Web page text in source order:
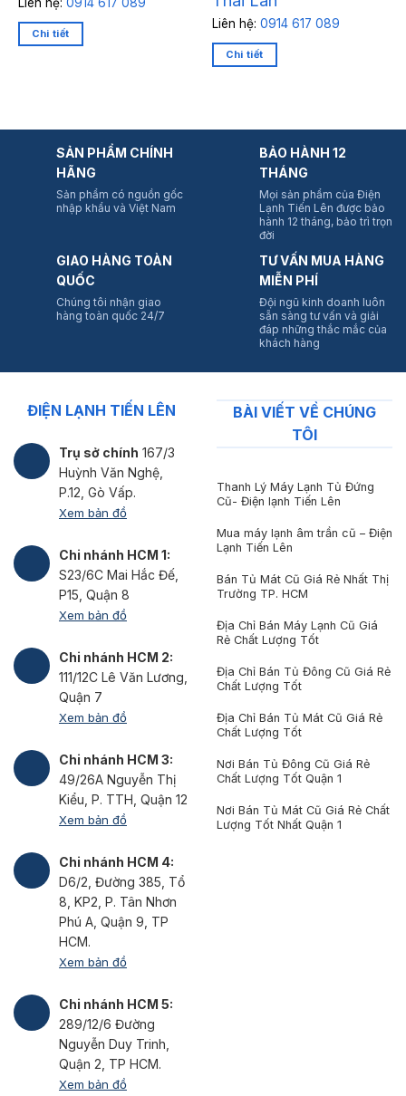
Chi tiết
Liên hệ: 0914 617 089
Chi tiết
SẢN PHẨM CHÍNH
HÃNG
Sản phẩm có nguồn gốc
nhập khẩu và Việt Nam
BẢO HÀNH 12
THÁNG
Mọi sản phẩm của Điện
Lạnh Tiến Lên được bảo
hành 12 tháng, bảo trì trọn
đời
GIAO HÀNG TOÀN
QUỐC
Chúng tôi nhận giao
hàng toàn quốc 24/7
TƯ VẤN MUA HÀNG
MIỄN PHÍ
Đội ngũ kinh doanh luôn
sẵn sàng tư vấn và giải
đáp những thắc mắc của
khách hàng
ĐIỆN LẠNH TIẾN LÊN
Trụ sở chính 167/3
Huỳnh Văn Nghệ,
P.12, Gò Vấp.
Xem bản đồ
Chi nhánh HCM 1:
S23/6C Mai Hắc Đế,
P15, Quận 8
Xem bản đồ
Chi nhánh HCM 2:
111/12C Lê Văn Lương,
Quận 7
Xem bản đồ
Chi nhánh HCM 3:
49/26A Nguyễn Thị
Kiểu, P. TTH, Quận 12
Xem bản đồ
Chi nhánh HCM 4:
D6/2, Đường 385, Tổ
8, KP2, P. Tân Nhơn
Phú A, Quận 9, TP
HCM.
Xem bản đồ
Chi nhánh HCM 5:
289/12/6 Đường
Nguyễn Duy Trinh,
Quận 2, TP HCM.
Xem bản đồ
BÀI VIẾT VỀ CHÚNG
TÔI
Thanh Lý Máy Lạnh Tủ Đứng
Cũ- Điện lạnh Tiến Lên
Mua máy lạnh âm trần cũ – Điện
Lạnh Tiến Lên
Bán Tủ Mát Cũ Giá Rẻ Nhất Thị
Trường TP. HCM
Địa Chỉ Bán Máy Lạnh Cũ Giá
Rẻ Chất Lượng Tốt
Địa Chỉ Bán Tủ Đông Cũ Giá Rẻ
Chất Lượng Tốt
Địa Chỉ Bán Tủ Mát Cũ Giá Rẻ
Chất Lượng Tốt
Nơi Bán Tủ Đông Cũ Giá Rẻ
Chất Lượng Tốt Quận 1
Nơi Bán Tủ Mát Cũ Giá Rẻ Chất
Lượng Tốt Nhất Quận 1